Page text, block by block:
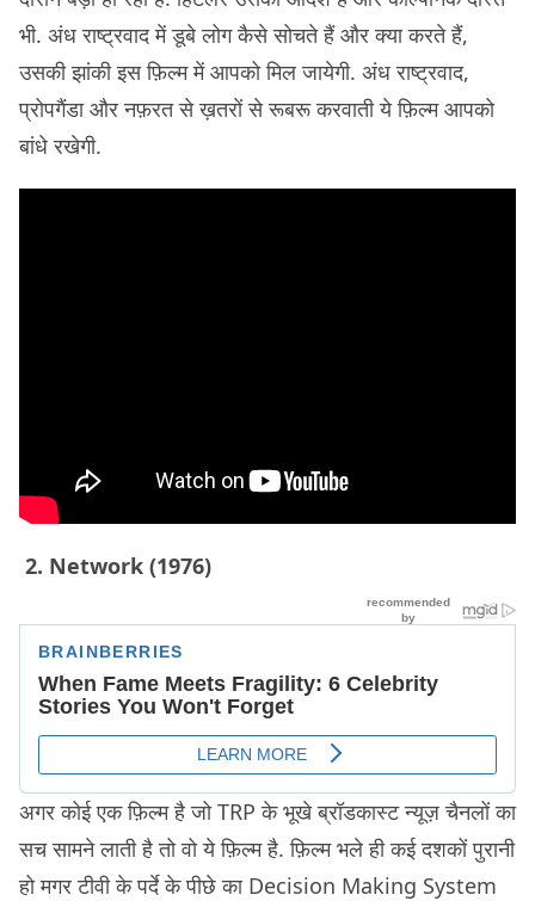
भी. अंध राष्ट्रवाद में डूबे लोग कैसे सोचते हैं और क्या करते हैं,
उसकी झांकी इस फ़िल्म में आपको मिल जायेगी. अंध राष्ट्रवाद,
प्रोपगैंडा और नफ़रत से ख़तरों से रूबरू करवाती ये फ़िल्म आपको
बांधे रखेगी.
2. Network (1976)
अगर कोई एक फ़िल्म है जो TRP के भूखे ब्रॉडकास्ट न्यूज़ चैनलों का
सच सामने लाती है तो वो ये फ़िल्म है. फ़िल्म भले ही कई दशकों पुरानी
हो मगर टीवी के पर्दे के पीछे का Decision Making System